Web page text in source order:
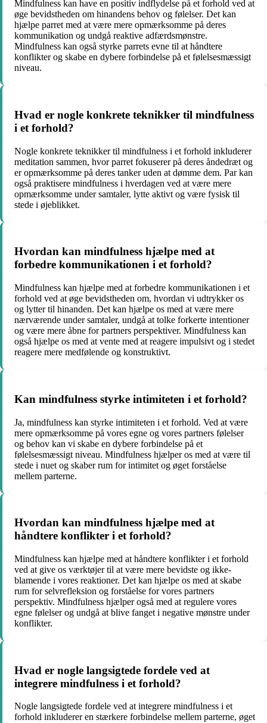
Mindfulness kan have en positiv indflydelse på et forhold ved at
øge bevidstheden om hinandens behov og følelser. Det kan
hjælpe parret med at være mere opmærksomme på deres
kommunikation og undgå reaktive adfærdsmønstre.
Mindfulness kan også styrke parrets evne til at håndtere
konflikter og skabe en dybere forbindelse på et følelsesmæssigt
niveau.
Hvad er nogle konkrete teknikker til mindfulness
i et forhold?
Nogle konkrete teknikker til mindfulness i et forhold inkluderer
meditation sammen, hvor parret fokuserer på deres åndedræt og
er opmærksomme på deres tanker uden at dømme dem. Par kan
også praktisere mindfulness i hverdagen ved at være mere
opmærksomme under samtaler, lytte aktivt og være fysisk til
stede i øjeblikket.
Hvordan kan mindfulness hjælpe med at
forbedre kommunikationen i et forhold?
Mindfulness kan hjælpe med at forbedre kommunikationen i et
forhold ved at øge bevidstheden om, hvordan vi udtrykker os
og lytter til hinanden. Det kan hjælpe os med at være mere
nærværende under samtaler, undgå at tolke forkerte intentioner
og være mere åbne for partners perspektiver. Mindfulness kan
også hjælpe os med at vente med at reagere impulsivt og i stedet
reagere mere medfølende og konstruktivt.
Kan mindfulness styrke intimiteten i et forhold?
Ja, mindfulness kan styrke intimiteten i et forhold. Ved at være
mere opmærksomme på vores egne og vores partners følelser
og behov kan vi skabe en dybere forbindelse på et
følelsesmæssigt niveau. Mindfulness hjælper os med at være til
stede i nuet og skaber rum for intimitet og øget forståelse
mellem parterne.
Hvordan kan mindfulness hjælpe med at
håndtere konflikter i et forhold?
Mindfulness kan hjælpe med at håndtere konflikter i et forhold
ved at give os værktøjer til at være mere bevidste og ikke-
blamende i vores reaktioner. Det kan hjælpe os med at skabe
rum for selvrefleksion og forståelse for vores partners
perspektiv. Mindfulness hjælper også med at regulere vores
egne følelser og undgå at blive fanget i negative mønstre under
konflikter.
Hvad er nogle langsigtede fordele ved at
integrere mindfulness i et forhold?
Nogle langsigtede fordele ved at integrere mindfulness i et
forhold inkluderer en stærkere forbindelse mellem parterne, øget